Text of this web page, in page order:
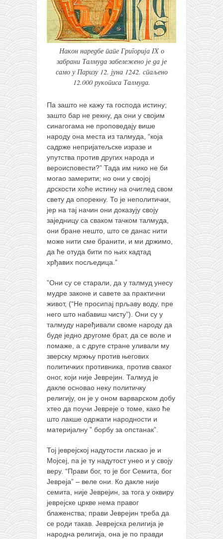
Након наредбе папе Григорија IX о
забрани Талмуда забележено је да је
само у Паризу 12. јуна 1242. спаљено
12.000 рукописа Талмуда.
Па зашто не кажу та господа истину;
зашто бар не рекну, да они у својим
синагогама не проповедају више
народу она места из талмуда, “која
садрже непријатељске изразе и
упутства против других народа и
вероисповести?” Тада им нико не би
могао замерити; но они у својој
дрскости хоће истину на очиглед свом
свету да опорекну. То је неполитички,
јер на тај начин они доказују своју
заједницу са сваком тачком талмуда,
они бране нешто, што се данас нити
може нити сме бранити, и ми држимо,
да ће отуда бити по њих кадтад
хрђавих посљедица.”
”Они су се старали, да у талмуд унесу
мудре законе и савете за практични
живот, (“Не просипај прљаву воду, пре
него што набавиш чисту”). Они су у
талмуду наређивали своме народу да
буде једно другоме брат, да се воле и
помаже, а с друге стране уливали му
зверску мржњу против његових
политичких противника, против сваког
оног, који није Јеврејин. Талмуд је
дакле основао неку политичку
религију, он је у оном варварском добу
хтео да поучи Јевреје о томе, како ће
што лакше одржати народности и
материјалну ” борбу за опстанак”.
Тој јеврејској надутости ласкао је и
Мојсеј, па је ту надутост унео и у своју
веру. “Прави бог, то је бог Семита, бог
Јевреја” – веле они. Ко дакле није
семита, није Јеврејин, за тога у оквиру
јеврејске цркве нема правог
блаженства; прави Јеврејин треба да
се роди такав. Јеврејска религија је
народна религија, она је по правди